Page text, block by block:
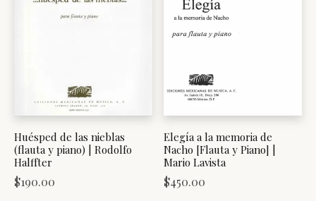
Huésped de las nieblas
(flauta y piano) | Rodolfo
Halffter
$190.00
Elegía a la memoria de
Nacho [Flauta y Piano] |
Mario Lavista
$450.00